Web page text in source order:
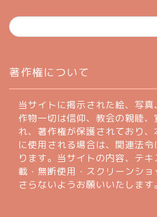
著作権について
当サイトに掲示された絵、写
作物一切は信仰、教会の親睦
れ、著作権が保護されており
に使用される場合は、関連法
ります。当サイトの内容、テ
載・無断使用・スクリーンシ
さらないようお願いいたします。
お問い